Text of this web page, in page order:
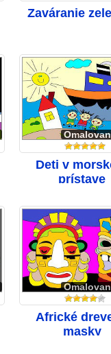
Zaváranie
Deti v
prístave
Africké
masky